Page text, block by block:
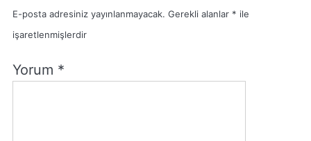
E-posta adresiniz yayınlanmayacak. Gerekli alanlar * ile
işaretlenmişlerdir
Yorum *